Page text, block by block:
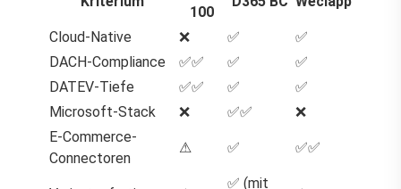
100
Cloud-Native ❌ ✅
✅
DACH-Compliance
✅✅ ✅
✅
DATEV-Tiefe
✅✅ ✅
✅
Microsoft-Stack
❌ ✅✅
❌
E-Commerce-
Connectoren
⚠ ✅ ✅✅
✅ (mit